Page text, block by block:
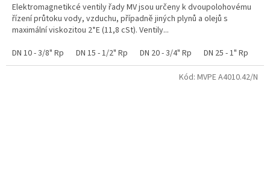
Elektromagnetikcé ventily řady MV jsou určeny k dvoupolohovému
řízení průtoku vody, vzduchu, případně jiných plynů a olejů s
maximální viskozitou 2*E (11,8 cSt). Ventily...
DN 10 - 3/8" Rp
DN 15 - 1/2" Rp DN 20 - 3/4" Rp DN 25 - 1" Rp
Kód: MVPE A4010.42/N